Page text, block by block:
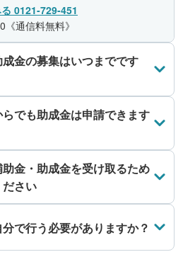
0121-729-451
通信料無料》
金の募集はいつまでです
でも助成金は申請できます
金・助成金を受け取るため
さい
で行う必要がありますか？